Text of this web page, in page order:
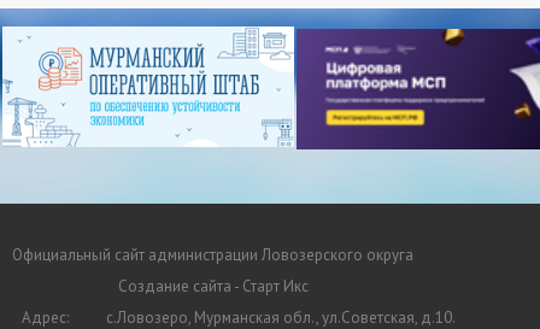
Официальный сайт администрации Ловозерского округа
Создание сайта - Старт Икс
Адрес:
с.Ловозеро, Мурманская обл., ул.Советская, д.10.